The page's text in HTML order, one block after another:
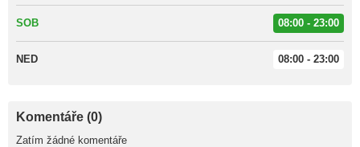
SOB 08:00 - 23:00
NED 08:00 - 23:00
Komentáře (0)
Zatím žádné komentáře